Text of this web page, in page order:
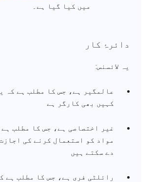
میں کیا گیا ہے۔
دائرۂ کار
یہ لائسنس:
عالمگیر ہے، جس کا مطلب ہے کہ
کہیں بھی کارگر ہے
غیر اختصاصی ہے، جس کا مطلب
مواد کو استعمال کرنے کی
دے سکتے ہیں
رائلٹی فری ہے، جس کا مطلب ہے